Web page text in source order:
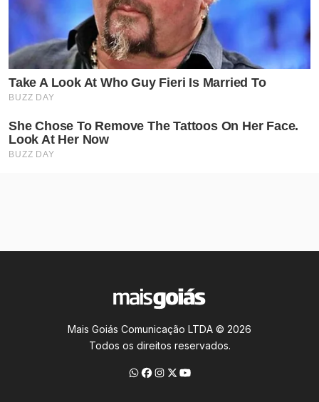
Mais Goiás Comunicação LTDA © 2026
Todos os direitos reservados.